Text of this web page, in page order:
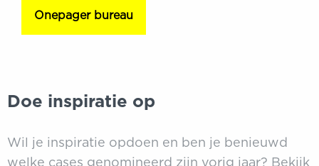
Onepager bureau
Doe inspiratie op
Wil je inspiratie opdoen en ben je benieuwd
welke cases genomineerd zijn vorig jaar? Bekijk